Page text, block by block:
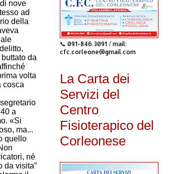
nove
ad
della
da
volta
cosca
a
«Si
ma...
quello
né
da visita”
📞 091-846.3091 / mail:
cfc.corleone@gmail.com
La Carta dei
Servizi del
Centro
Fisioterapico del
Corleonese